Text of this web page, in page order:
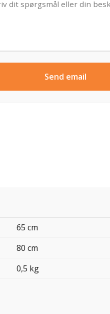
Send email
65 cm
80 cm
0,5 kg